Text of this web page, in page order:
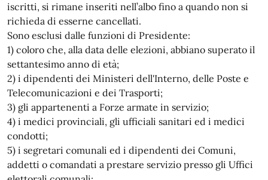
iscritti, si rimane inseriti nell’albo fino a quando non si
richieda di esserne cancellati.
Sono esclusi dalle funzioni di Presidente:
1) coloro che, alla data delle elezioni, abbiano superato il
settantesimo anno di età;
2) i dipendenti dei Ministeri dell'Interno, delle Poste e
Telecomunicazioni e dei Trasporti;
3) gli appartenenti a Forze armate in servizio;
4) i medici provinciali, gli ufficiali sanitari ed i medici
condotti;
5) i segretari comunali ed i dipendenti dei Comuni,
addetti o comandati a prestare servizio presso gli Uffici